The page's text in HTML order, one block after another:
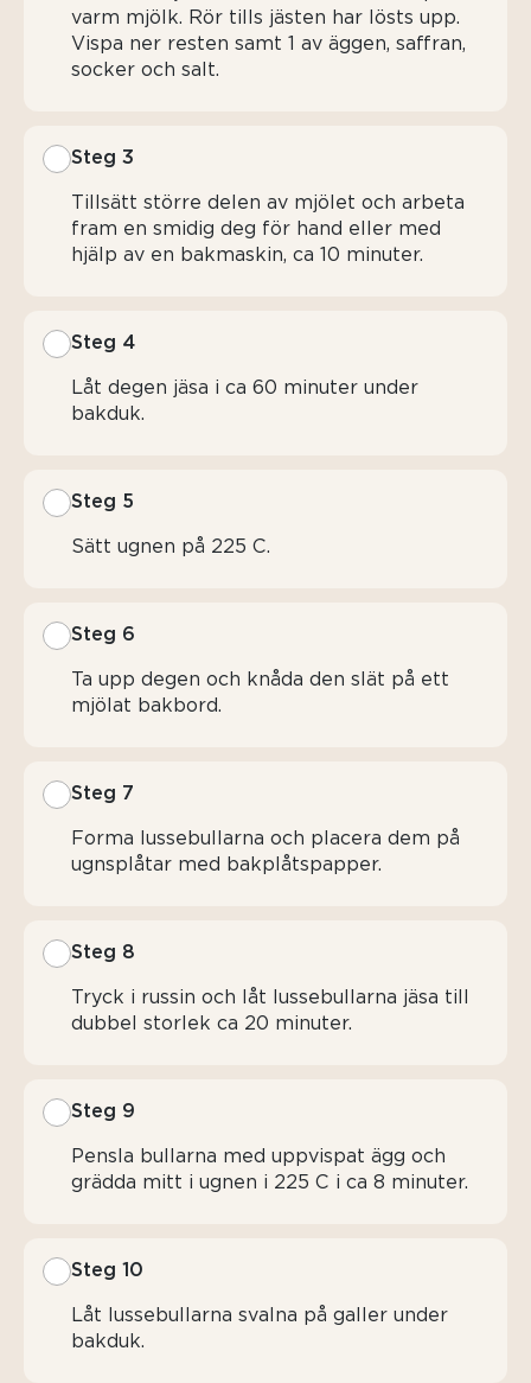
varm mjölk. Rör tills jästen har lösts upp.
Vispa ner resten samt 1 av äggen, saffran,
socker och salt.
Steg 3
Tillsätt större delen av mjölet och arbeta
fram en smidig deg för hand eller med
hjälp av en bakmaskin, ca 10 minuter.
Steg 4
Låt degen jäsa i ca 60 minuter under
bakduk.
Steg 5
Sätt ugnen på 225 C.
Steg 6
Ta upp degen och knåda den slät på ett
mjölat bakbord.
Steg 7
Forma lussebullarna och placera dem på
ugnsplåtar med bakplåtspapper.
Steg 8
Tryck i russin och låt lussebullarna jäsa till
dubbel storlek ca 20 minuter.
Steg 9
Pensla bullarna med uppvispat ägg och
grädda mitt i ugnen i 225 C i ca 8 minuter.
Steg 10
Låt lussebullarna svalna på galler under
bakduk.